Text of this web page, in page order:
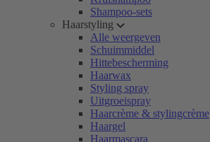
Shampoo-sets
Haarstyling
Alle weergeven
Schuimmiddel
Hittebescherming
Haarwax
Styling spray
Uitgroeispray
Haarcrème & stylingcrème
Haargel
Haarmascara